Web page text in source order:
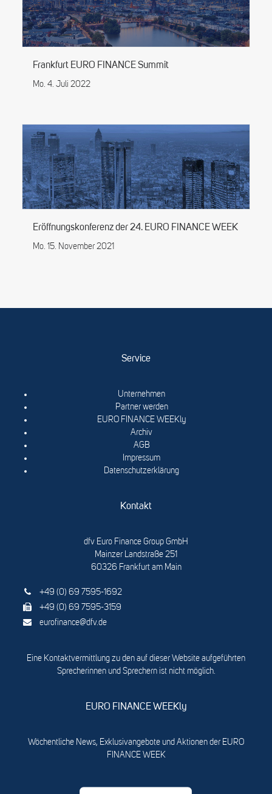
Frankfurt EURO FINANCE Summit
Mo. 4. Juli 2022
Eröffnungskonferenz der 24. EURO FINANCE WEEK
Mo. 15. November 2021
Service
Unternehmen
Partner werden
EURO FINANCE WEEKly
Archiv
AGB
Impressum
Datenschutzerklärung
Kontakt
dfv Euro Finance Group GmbH
Mainzer Landstraße 251
60326 Frankfurt am Main
+49 (0) 69 7595-1692
+49 (0) 69 7595-3159
eurofinance@dfv.de
Eine Kontaktvermittlung zu den auf dieser Website aufgeführten
Sprecherinnen und Sprechern ist nicht möglich.
EURO FINANCE WEEKly
Wöchentliche News, Exklusivangebote und Aktionen der EURO
FINANCE WEEK